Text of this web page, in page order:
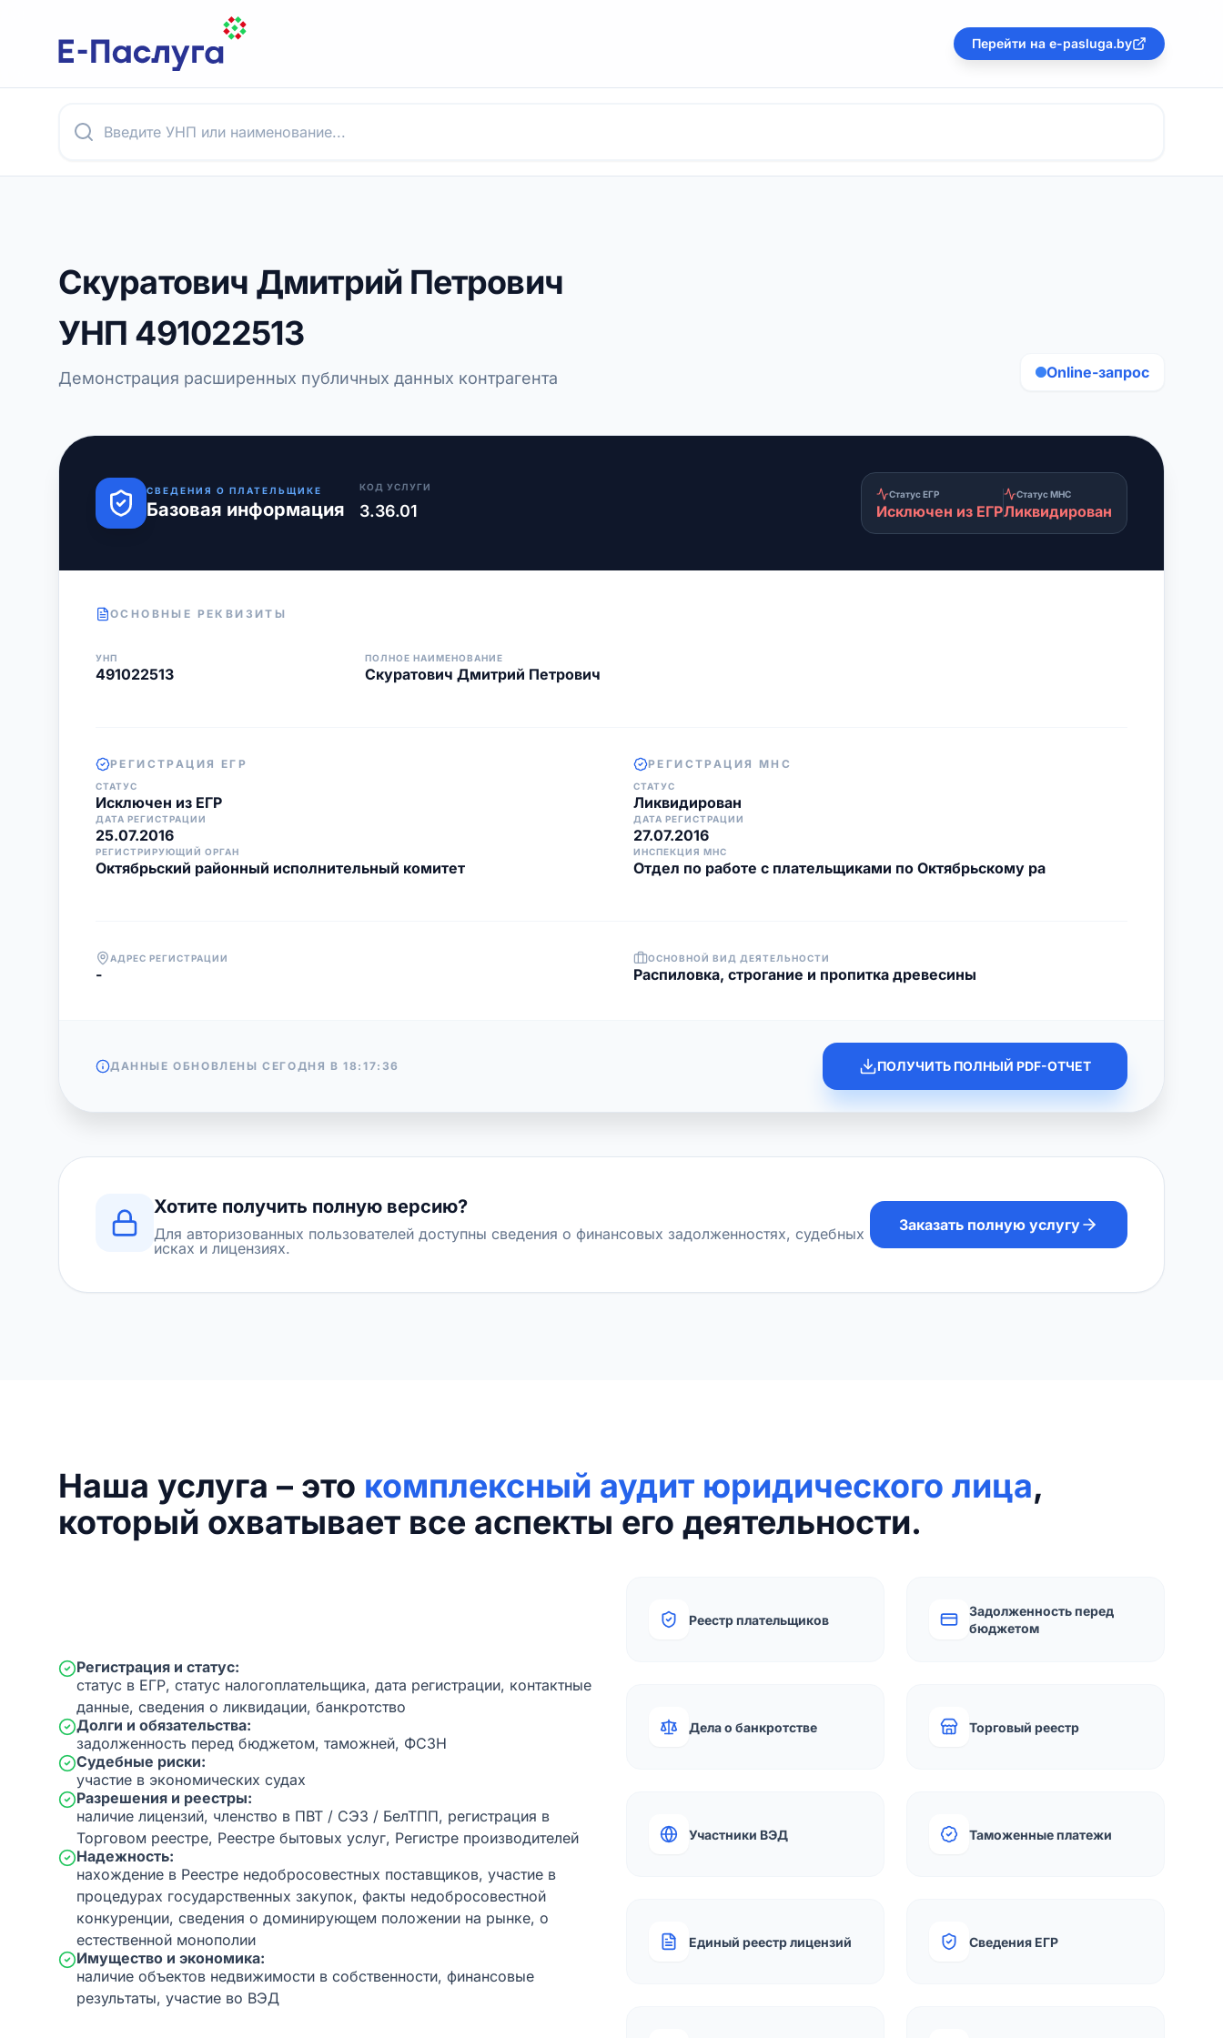
Перейти на e-pasluga.by
Скуратович Дмитрий Петрович
УНП 491022513
Демонстрация расширенных публичных данных контрагента Online-запрос
СВЕДЕНИЯ О ПЛАТЕЛЬЩИКЕ
Базовая информация
КОД УСЛУГИ
3.36.01
Статус ЕГР
Исключен из ЕГР
Статус МНС
Ликвидирован
ОСНОВНЫЕ РЕКВИЗИТЫ
УНП
491022513
ПОЛНОЕ НАИМЕНОВАНИЕ
Скуратович Дмитрий Петрович
РЕГИСТРАЦИЯ ЕГР
СТАТУС
Исключен из ЕГР
ДАТА РЕГИСТРАЦИИ
25.07.2016
РЕГИСТРИРУЮЩИЙ ОРГАН
Октябрьский районный исполнительный комитет
РЕГИСТРАЦИЯ МНС
СТАТУС
Ликвидирован
ДАТА РЕГИСТРАЦИИ
27.07.2016
ИНСПЕКЦИЯ МНС
Отдел по работе с плательщиками по Октябрьскому ра
АДРЕС РЕГИСТРАЦИИ
-
ОСНОВНОЙ ВИД ДЕЯТЕЛЬНОСТИ
Распиловка, строгание и пропитка древесины
ДАННЫЕ ОБНОВЛЕНЫ СЕГОДНЯ В18:17:36 ПОЛУЧИТЬ ПОЛНЫЙ PDF-ОТЧЕТ
Хотите получить полную версию?
Для авторизованных пользователей доступны сведения о финансовых задолженностях, судебных
исках и лицензиях.
Заказать полную услугу
Наша услуга – это комплексный аудит юридического лица,
который охватывает все аспекты его деятельности.
Регистрация и статус:
статус в ЕГР, статус налогоплательщика, дата регистрации, контактные
данные, сведения о ликвидации, банкротство
Долги и обязательства:
задолженность перед бюджетом, таможней, ФСЗН
Судебные риски:
участие в экономических судах
Разрешения и реестры:
наличие лицензий, членство в ПВТ / СЭЗ / БелТПП, регистрация в
Торговом реестре, Реестре бытовых услуг, Регистре производителей
Надежность:
нахождение в Реестре недобросовестных поставщиков, участие в
процедурах государственных закупок, факты недобросовестной
конкуренции, сведения о доминирующем положении на рынке, о
естественной монополии
Имущество и экономика:
наличие объектов недвижимости в собственности, финансовые
результаты, участие во ВЭД
Реестр плательщиков
Задолженность перед
бюджетом
Дела о банкротстве Торговый реестр
Участники ВЭД Таможенные платежи
Единый реестр лицензий Сведения ЕГР